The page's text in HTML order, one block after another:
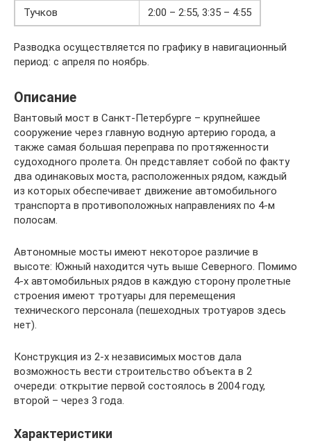
Тучков
2:00 – 2:55, 3:35 – 4:55
Разводка осуществляется по графику в навигационный
период: с апреля по ноябрь.
Описание
Вантовый мост в Санкт-Петербурге – крупнейшее
сооружение через главную водную артерию города, а
также самая большая переправа по протяженности
судоходного пролета. Он представляет собой по факту
два одинаковых моста, расположенных рядом, каждый
из которых обеспечивает движение автомобильного
транспорта в противоположных направлениях по 4-м
полосам.
Автономные мосты имеют некоторое различие в
высоте: Южный находится чуть выше Северного. Помимо
4-х автомобильных рядов в каждую сторону пролетные
строения имеют тротуары для перемещения
технического персонала (пешеходных тротуаров здесь
нет).
Конструкция из 2-х независимых мостов дала
возможность вести строительство объекта в 2
очереди: открытие первой состоялось в 2004 году,
второй – через 3 года.
Характеристики